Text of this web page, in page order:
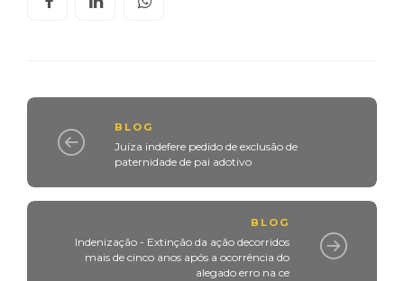
BLOG
Juíza indefere pedido de exclusão de
paternidade de pai adotivo
BLOG
Indenização - Extinção da ação decorridos
mais de cinco anos após a ocorrência do
alegado erro na ce